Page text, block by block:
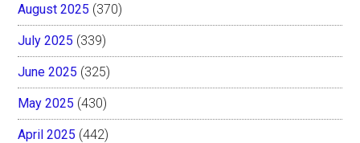
August 2025 (370)
July 2025 (339)
June 2025 (325)
May 2025 (430)
April 2025 (442)